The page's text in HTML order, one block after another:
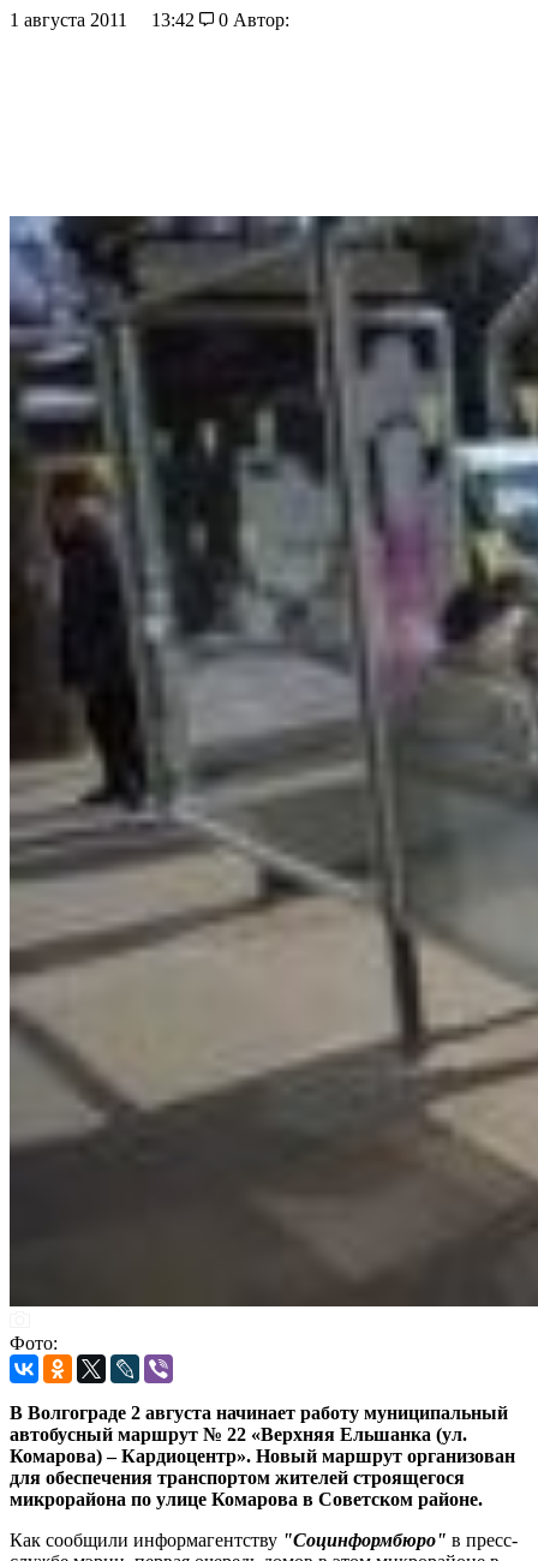
1 августа 2011 13:42 0 Автор:
Фото:
В Волгограде 2 августа начинает работу муниципальный
автобусный маршрут № 22 «Верхняя Ельшанка (ул.
Комарова) – Кардиоцентр». Новый маршрут организован
для обеспечения транспортом жителей строящегося
микрорайона по улице Комарова в Советском районе.
Как сообщили информагентству "Социнформбюро" в пресс-